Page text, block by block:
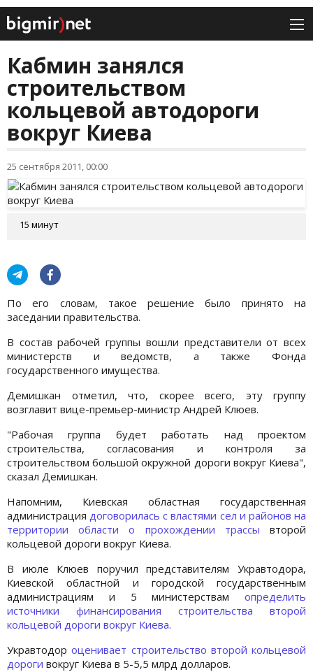
Кабмин занялся
строительством
кольцевой автодороги
вокруг Киева
25 сентября 2011, 00:00
15 минут
По его словам, такое решение было принято на
заседании правительства.
В состав рабочей группы вошли представители от всех
министерств и ведомств, а также Фонда
государственного имущества.
Демишкан отметил, что, скорее всего, эту группу
возглавит вице-премьер-министр Андрей Клюев.
"Рабочая группа будет работать над проектом
строительства, согласования и контроля за
строительством большой окружной дороги вокруг Киева",
сказал Демишкан.
Напомним, Киевская областная государственная
администрациядоговорилась с властями сел и районов на
территории области о прохождении трассы второй
кольцевой дороги вокруг Киева.
В июле Клюев поручил представителям Укравтодора,
Киевской областной и городской государственным
администрациям и 5 министерствам определить
источники финансирования строительства второй
кольцевой дороги вокруг Киева.
Укравтодороценивает строительство второй кольцевой
дороги вокруг Киева в 5-5,5 млрд долларов.